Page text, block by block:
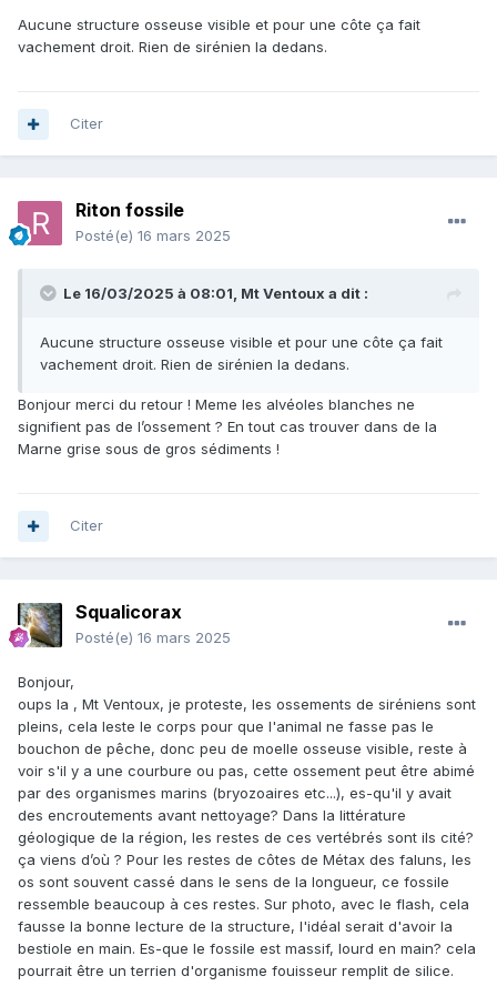
Aucune structure osseuse visible et pour une côte ça fait
vachement droit. Rien de sirénien la dedans.
Citer
Riton fossile
Posté(e) 16 mars 2025
Le 16/03/2025 à 08:01, Mt Ventoux a dit :
Aucune structure osseuse visible et pour une côte ça fait
vachement droit. Rien de sirénien la dedans.
Bonjour merci du retour ! Meme les alvéoles blanches ne
signifient pas de l’ossement ? En tout cas trouver dans de la
Marne grise sous de gros sédiments !
Citer
Squalicorax
Posté(e) 16 mars 2025
Bonjour,
oups la , Mt Ventoux, je proteste, les ossements de siréniens sont
pleins, cela leste le corps pour que l'animal ne fasse pas le
bouchon de pêche, donc peu de moelle osseuse visible, reste à
voir s'il y a une courbure ou pas, cette ossement peut être abimé
par des organismes marins (bryozoaires etc...), es-qu'il y avait
des encroutements avant nettoyage? Dans la littérature
géologique de la région, les restes de ces vertébrés sont ils cité?
ça viens d’où ? Pour les restes de côtes de Métax des faluns, les
os sont souvent cassé dans le sens de la longueur, ce fossile
ressemble beaucoup à ces restes. Sur photo, avec le flash, cela
fausse la bonne lecture de la structure, l'idéal serait d'avoir la
bestiole en main. Es-que le fossile est massif, lourd en main? cela
pourrait être un terrien d'organisme fouisseur remplit de silice.